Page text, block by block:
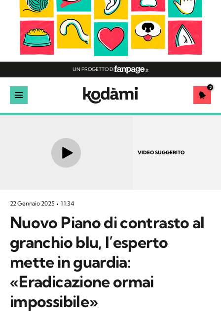
UN PROGETTO DI
2
VIDEO SUGGERITO
22 Gennaio 2025 11:34
Nuovo Piano di contrasto al
granchio blu, l’esperto
mette in guardia:
«Eradicazione ormai
impossibile»